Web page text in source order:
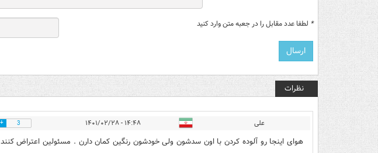
* لطفا عدد مقابل را در جعبه متن وارد کنید
نظرات
علی ۱۴:۴۸ - ۱۴۰۱/۰۲/۲۸ 3
هوای اینجا رو آلوده کردن با اون سدشون ولی خودشون رنگین کمان دارن . مسئولین اعتراض کنند